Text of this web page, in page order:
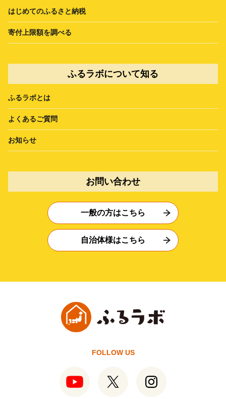
はじめてのふるさと納税
寄付上限額を調べる
ふるラボについて知る
ふるラボとは
よくあるご質問
お知らせ
お問い合わせ
一般の方はこちら
自治体様はこちら
FOLLOW US